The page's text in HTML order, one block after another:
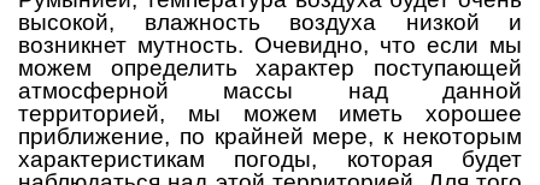
высокой, влажность воздуха низкой и
возникнет мутность. Очевидно, что если мы
можем определить характер поступающей
атмосферной массы над данной
территорией, мы можем иметь хорошее
приближение, по крайней мере, к некоторым
характеристикам погоды, которая будет